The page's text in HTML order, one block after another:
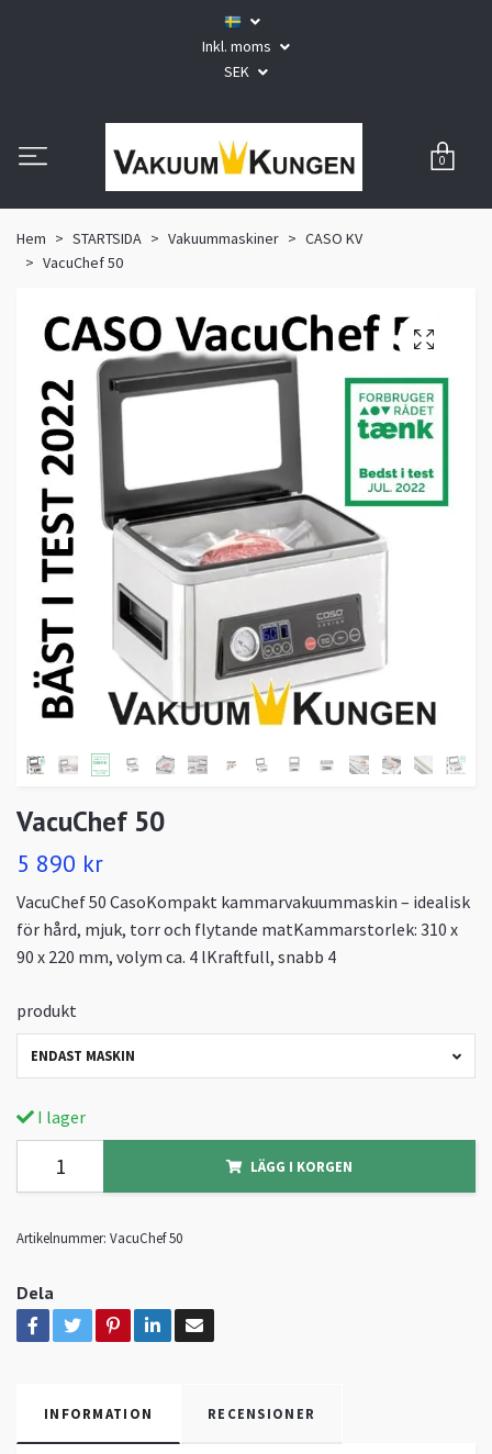
Inkl. moms
SEK
0
Hem STARTSIDA Vakuummaskiner
CASO KV
VacuChef 50
VacuChef 50
5 890 kr
VacuChef 50 CasoKompakt kammarvakuummaskin – idealisk
för hård, mjuk, torr och flytande matKammarstorlek: 310 x
90 x 220 mm, volym ca. 4 lKraftfull, snabb 4
produkt
ENDAST MASKIN
I lager
LÄGG I KORGEN
Artikelnummer: VacuChef 50
Dela
INFORMATION RECENSIONER